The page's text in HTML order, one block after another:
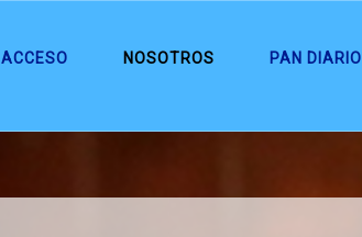
ACCESO NOSOTROS PAN DIARIO